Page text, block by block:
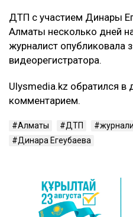
ДТП с участием Динары
Алматы несколько дней
журналист опубликовала
видеорегистратора.
Ulysmedia.kz обратился в
комментарием.
Алматы ДТП
Динара Егеубаева